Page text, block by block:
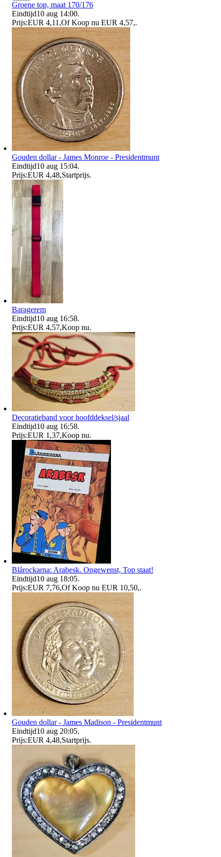
Groene top, maat 170/176
Eindtijd10 aug 14:00.
Prijs:EUR 4,11 ,Of Koop nu EUR 4,57,.
Gouden dollar - James Monroe - Presidentmunt
Eindtijd10 aug 15:04.
Prijs:EUR 4,48,Startprijs.
Baragerem
Eindtijd10 aug 16:58.
Prijs:EUR 4,57,Koop nu.
Decoratieband voor hoofddeksel/sjaal
Eindtijd10 aug 16:58.
Prijs:EUR 1,37,Koop nu.
Blårockarna: Arabesk. Ongewenst, Top staat!
Eindtijd10 aug 18:05.
Prijs:EUR 7,76,Of Koop nu EUR 10,50,.
Gouden dollar - James Madison - Presidentmunt
Eindtijd10 aug 20:05.
Prijs:EUR 4,48,Startprijs.